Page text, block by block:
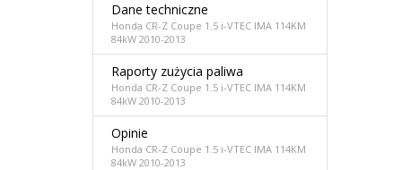
Dane techniczne
Honda CR-Z Coupe 1.5 i-VTEC IMA 114KM
84kW 2010-2013
Raporty zużycia paliwa
Honda CR-Z Coupe 1.5 i-VTEC IMA 114KM
84kW 2010-2013
Opinie
Honda CR-Z Coupe 1.5 i-VTEC IMA 114KM
84kW 2010-2013